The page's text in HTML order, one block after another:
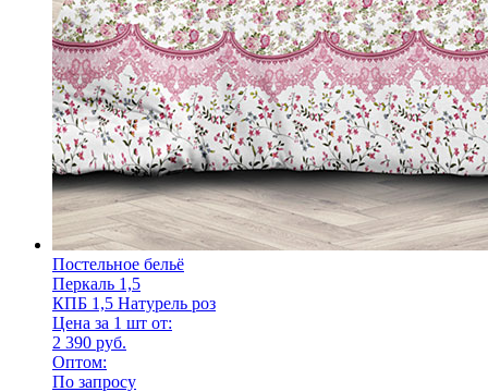
Постельное бельё
Перкаль 1,5
КПБ 1,5 Натурель роз
Цена за 1 шт от:
2 390 руб.
Оптом:
По запросу